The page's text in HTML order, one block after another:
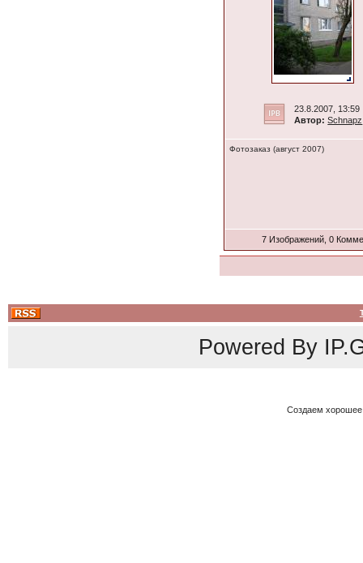
23.8.2007, 13:59
Автор: Schnapz
Фотозаказ (август 2007)
7 Изображений, 0
Powered By
Создаем